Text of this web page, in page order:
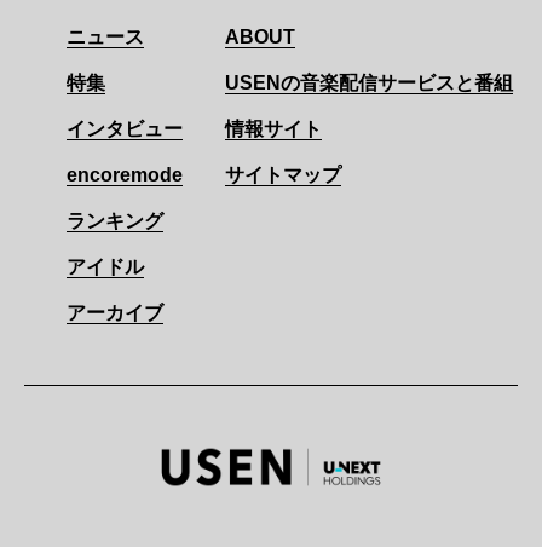
ニュース
特集
インタビュー
encoremode
ランキング
アイドル
アーカイブ
ABOUT
USENの音楽配信サービスと番組
情報サイト
サイトマップ